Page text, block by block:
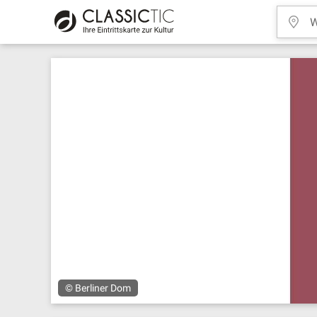
© Berliner Dom